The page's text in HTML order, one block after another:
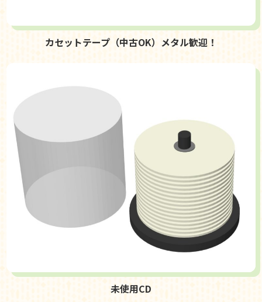
カセットテープ（中古OK）メタル歓迎！
未使用CD